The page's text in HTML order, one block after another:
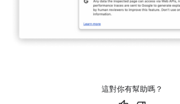
這對你有幫助嗎？